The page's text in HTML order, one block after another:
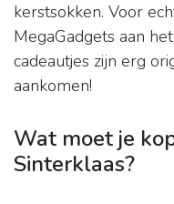
kerstsokken. Voor
MegaGadgets aan
cadeautjes zijn erg
aankomen!
Wat moet je
Sinterklaas?